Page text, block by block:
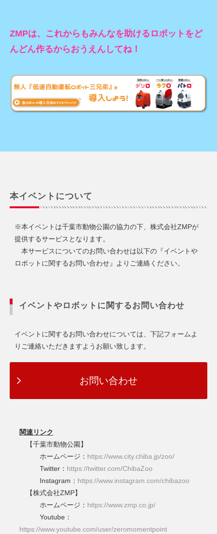
ZMPは、これからもみんなを助けるロボットをど
んどん作るからおうえんしてね！
本イベントについて
※本イベントは千葉市動物公園の協力の下、株式会社ZMPが
提供するサービスとなります。
本サービスについてのお問い合わせは以下の『イベントや
ロボットに関するお問い合わせ』よりご連絡ください。
イベントやロボットに関するお問い合わせ
イベントに関するお問い合わせについては、下記フォームよ
りご連絡いただきますようお願い致します。
お問い合わせ
関連リンク
【千葉市動物公園】
ホームページ： https://www.city.chiba.jp/zoo/
Twitter： https://twitter.com/ChibaZoo
Instagram： https://www.instagram.com/chibazoo
【株式会社ZMP】
ホームページ： https://www.zmp.co.jp/
Youtube：
https://www.youtube.com/user/zeromomentpoint